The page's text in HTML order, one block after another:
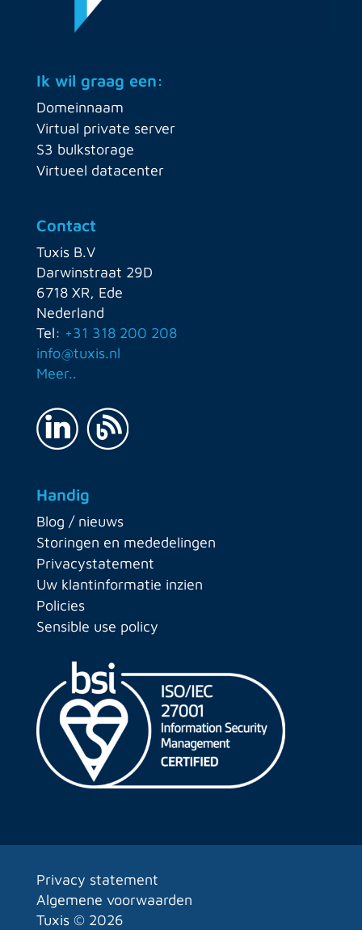
Ik wil graag een:
Domeinnaam
Virtual private server
S3 bulkstorage
Virtueel datacenter
Contact
Tuxis B.V
Darwinstraat 29D
6718 XR, Ede
Nederland
Tel: +31 318 200 208
info@tuxis.nl
Meer..
Handig
Blog / nieuws
Storingen en mededelingen
Privacystatement
Uw klantinformatie inzien
Policies
Sensible use policy
Privacy statement
Algemene voorwaarden
Tuxis © 2026